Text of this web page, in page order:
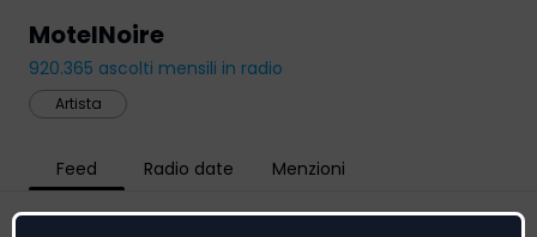
MotelNoire
920.365 ascolti mensili in radio
Artista
Feed Radio date Menzioni